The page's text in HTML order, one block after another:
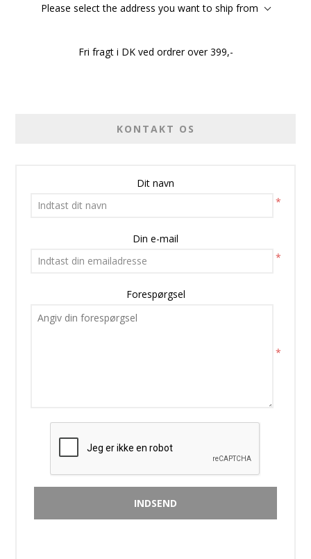
Please select the address you want to ship from
Fri fragt i DK ved ordrer over 399,-
KONTAKT OS
Dit navn
*
Din e-mail
*
Forespørgsel
*